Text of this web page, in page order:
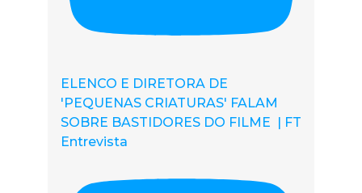
ELENCO E DIRETORA DE
'PEQUENAS CRIATURAS' FALAM
SOBRE BASTIDORES DO FILME | FT
Entrevista